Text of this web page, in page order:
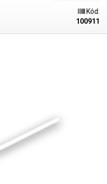
Kód:
100911